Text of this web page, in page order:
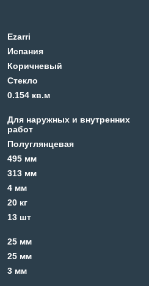
Ezarri
Испания
Коричневый
Стекло
0.154 кв.м
Для наружных и внутренних
работ
Полуглянцевая
495 мм
313 мм
4 мм
20 кг
13 шт
25 мм
25 мм
3 мм